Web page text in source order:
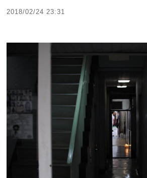
2018/02/24 23:31